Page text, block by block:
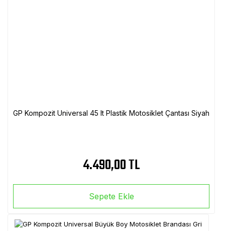
GP Kompozit Universal 45 lt Plastik Motosiklet Çantası Siyah
4.490,00 TL
Sepete Ekle